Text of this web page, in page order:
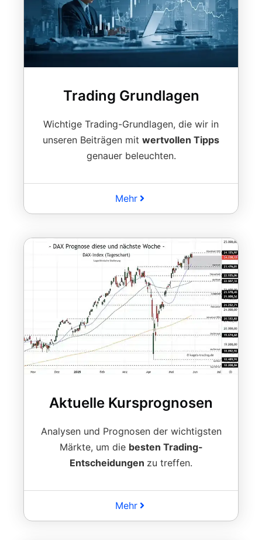
Trading Grundlagen
Wichtige Trading-Grundlagen, die wir in
unseren Beiträgen mit wertvollen Tipps
genauer beleuchten.
Mehr
Aktuelle Kursprognosen
Analysen und Prognosen der wichtigsten
Märkte, um die besten Trading-
Entscheidungen zu treffen.
Mehr